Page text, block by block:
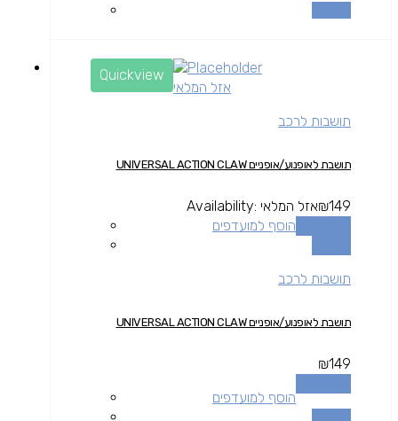
Quickview
אזל המלאי
תושבות לרכב
תושבת לאופנוע/אופניים UNIVERSAL ACTION CLAW
₪149
Availability: אזל המלאי
הוסף למועדפים
תושבות לרכב
תושבת לאופנוע/אופניים UNIVERSAL ACTION CLAW
₪149
הוסף למועדפים